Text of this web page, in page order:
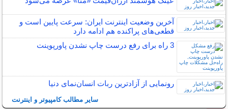
آخرین وضعیت اینترنت ایران: سرعت پایین است و
قطعی‌های پراکنده هم ادامه دارد
3 راه برای رفع درست چاپ نشدن پاورپوینت
رونمایی از آزادترین ربات انسان‌نمای دنیا
سایر مطالب کامپیوتر و اینترنت